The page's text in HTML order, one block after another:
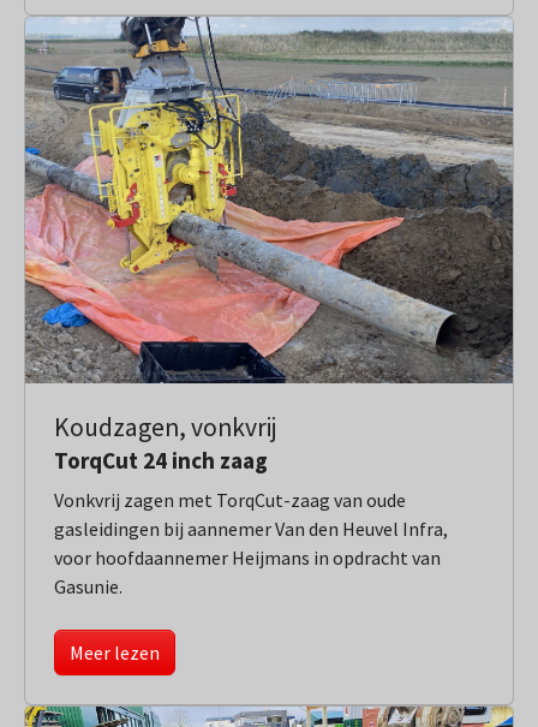
Koudzagen, vonkvrij
TorqCut 24 inch zaag
Vonkvrij zagen met TorqCut-zaag van oude
gasleidingen bij aannemer Van den Heuvel Infra,
voor hoofdaannemer Heijmans in opdracht van
Gasunie.
Meer lezen